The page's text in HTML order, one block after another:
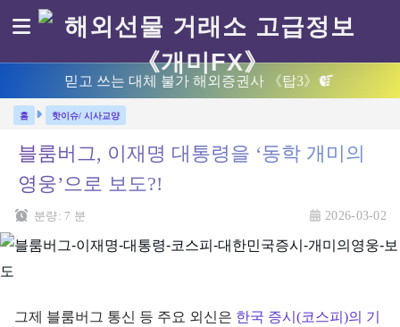
믿고 쓰는 대체 불가 해외증권사 《탑3》
핫이슈/ 시사교양
블룸버그, 이재명 대통령을 ‘동학 개미의
영웅’으로 보도?!
2026-03-02
분량: 7 분
그제 블룸버그 통신 등 주요 외신은 한국 증시(코스피)의 기